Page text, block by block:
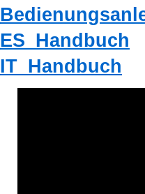
ES_Handbuch
IT_Handbuch